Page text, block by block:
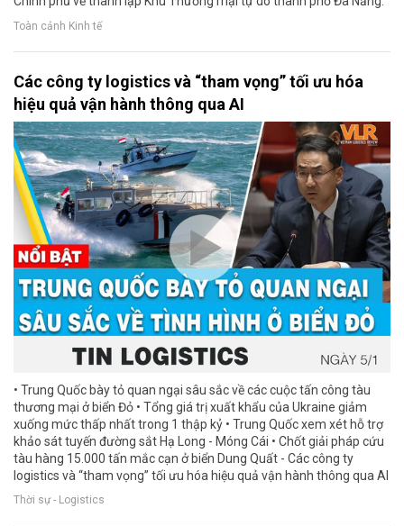
Toàn cảnh Kinh tế
Các công ty logistics và “tham vọng” tối ưu hóa
hiệu quả vận hành thông qua AI
• Trung Quốc bày tỏ quan ngại sâu sắc về các cuộc tấn công tàu
thương mại ở biển Đỏ • Tổng giá trị xuất khẩu của Ukraine giảm
xuống mức thấp nhất trong 1 thập kỷ • Trung Quốc xem xét hỗ trợ
khảo sát tuyến đường sắt Hạ Long - Móng Cái • Chốt giải pháp cứu
tàu hàng 15.000 tấn mắc cạn ở biển Dung Quất - Các công ty
logistics và “tham vọng” tối ưu hóa hiệu quả vận hành thông qua AI
Thời sự - Logistics